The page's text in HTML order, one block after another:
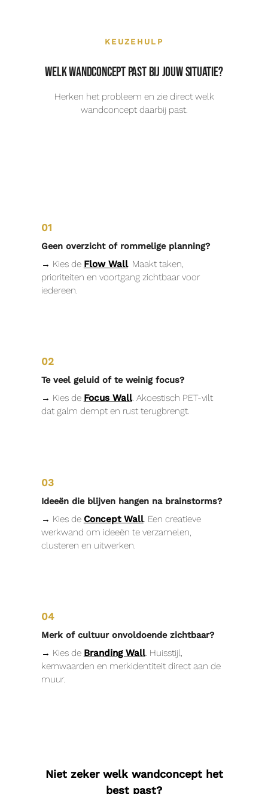
KEUZEHULP
Welk wandconcept past bij jouw situatie?
Herken het probleem en zie direct welk
wandconcept daarbij past.
01
Geen overzicht of rommelige planning?
→ Kies de Flow Wall. Maakt taken,
prioriteiten en voortgang zichtbaar voor
iedereen.
02
Te veel geluid of te weinig focus?
→ Kies de Focus Wall. Akoestisch PET-vilt
dat galm dempt en rust terugbrengt.
03
Ideeën die blijven hangen na brainstorms?
→ Kies de Concept Wall. Een creatieve
werkwand om ideeën te verzamelen,
clusteren en uitwerken.
04
Merk of cultuur onvoldoende zichtbaar?
→ Kies de Branding Wall. Huisstijl,
kernwaarden en merkidentiteit direct aan de
muur.
Niet zeker welk wandconcept het
best past?